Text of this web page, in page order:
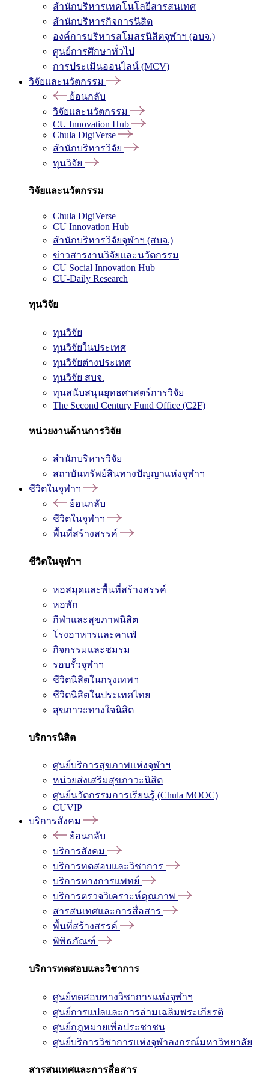
สำนักบริหารเทคโนโลยีสารสนเทศ
สำนักบริหารกิจการนิสิต
องค์การบริหารสโมสรนิสิตจุฬาฯ (อบจ.)
ศูนย์การศึกษาทั่วไป
การประเมินออนไลน์ (MCV)
วิจัยและนวัตกรรม
ย้อนกลับ
วิจัยและนวัตกรรม
CU Innovation Hub
Chula DigiVerse
สำนักบริหารวิจัย
ทุนวิจัย
วิจัยและนวัตกรรม
Chula DigiVerse
CU Innovation Hub
สำนักบริหารวิจัยจุฬาฯ (สบจ.)
ข่าวสารงานวิจัยและนวัตกรรม
CU Social Innovation Hub
CU-Daily Research
ทุนวิจัย
ทุนวิจัย
ทุนวิจัยในประเทศ
ทุนวิจัยต่างประเทศ
ทุนวิจัย สบจ.
ทุนสนับสนุนยุทธศาสตร์การวิจัย
The Second Century Fund Office (C2F)
หน่วยงานด้านการวิจัย
สำนักบริหารวิจัย
สถาบันทรัพย์สินทางปัญญาแห่งจุฬาฯ
ชีวิตในจุฬาฯ
ย้อนกลับ
ชีวิตในจุฬาฯ
พื้นที่สร้างสรรค์
ชีวิตในจุฬาฯ
หอสมุดและพื้นที่สร้างสรรค์
หอพัก
กีฬาและสุขภาพนิสิต
โรงอาหารและคาเฟ่
กิจกรรมและชมรม
รอบรั้วจุฬาฯ
ชีวิตนิสิตในกรุงเทพฯ
ชีวิตนิสิตในประเทศไทย
สุขภาวะทางใจนิสิต
บริการนิสิต
ศูนย์บริการสุขภาพแห่งจุฬาฯ
หน่วยส่งเสริมสุขภาวะนิสิต
ศูนย์นวัตกรรมการเรียนรู้ (Chula MOOC)
CUVIP
บริการสังคม
ย้อนกลับ
บริการสังคม
บริการทดสอบและวิชาการ
บริการทางการแพทย์
บริการตรวจวิเคราะห์คุณภาพ
สารสนเทศและการสื่อสาร
พื้นที่สร้างสรรค์
พิพิธภัณฑ์
บริการทดสอบและวิชาการ
ศูนย์ทดสอบทางวิชาการแห่งจุฬาฯ
ศูนย์การแปลและการล่ามเฉลิมพระเกียรติ
ศูนย์กฎหมายเพื่อประชาชน
ศูนย์บริการวิชาการแห่งจุฬาลงกรณ์มหาวิทยาลัย
สารสนเทศและการสื่อสาร